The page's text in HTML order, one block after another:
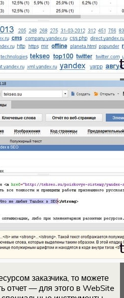
заказчика, то можете
отчет — для этого в WebSite